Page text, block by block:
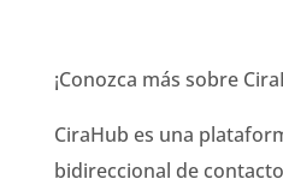
¡Conozca más sobre
CiraHub es una
bidireccional de